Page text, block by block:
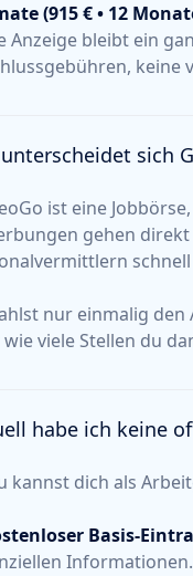
(915 € • 12
Anzeige bleibt ein
keine
sich
ist eine
gehen
schnell
nur einmalig
viele Stellen du
habe ich keine
kannst dich als
Basis-
Informationen.